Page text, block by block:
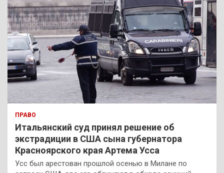
ПРАВО
Итальянский суд принял решение об
экстрадиции в США сына губернатора
Красноярского края Артема Усса
Усс был арестован прошлой осенью в Милане по